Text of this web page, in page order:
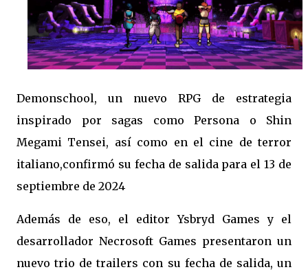
Demonschool, un nuevo RPG de estrategia
inspirado por sagas como Persona o Shin
Megami Tensei, así como en el cine de terror
italiano,confirmó su fecha de salida para el 13 de
septiembre de 2024
Además de eso, el editor Ysbryd Games y el
desarrollador Necrosoft Games presentaron un
nuevo trio de trailers con su fecha de salida, un